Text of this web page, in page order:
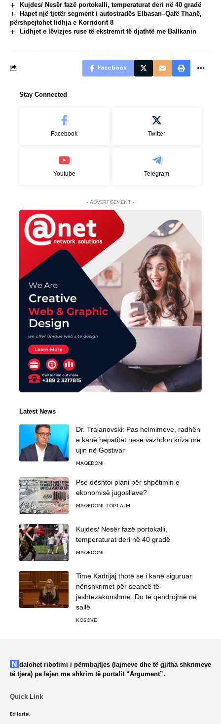
Kujdes/ Nesër fazë portokalli, temperaturat deri në 40 gradë
Hapet një tjetër segment i autostradës Elbasan–Qafë Thanë,
përshpejtohet lidhja e Korridorit 8
Lidhjet e lëvizjes ruse të ekstremit të djathtë me Ballkanin
Facebook
Stay Connected
Facebook Twitter
Youtube Telegram
- ADVERTISEMENT -
Latest News
Dr. Trajanovski: Pas helmimeve, radhën
e kanë hepatitet nëse vazhdon kriza me
ujin në Gostivar
MAQEDONI
Pse dështoi plani për shpëtimin e
ekonomisë jugosllave?
MAQEDONI TOP LAJM
Kujdes/ Nesër fazë portokalli,
temperaturat deri në 40 gradë
MAQEDONI
Time Kadrijaj thotë se i kanë siguruar
nënshkrimet për seancë të
jashtëzakonshme: Do të qëndrojmë në
sallë
KOSOVË
Ndalohet ribotimi i përmbajtjes (lajmeve dhe të gjitha shkrimeve
të tjera) pa lejen me shkrim të portalit “Argument”.
Quick Link
Editorial